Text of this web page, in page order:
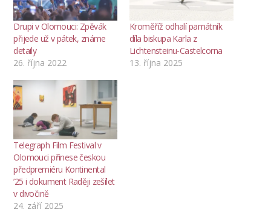
Drupi v Olomouci: Zpěvák
přijede už v pátek, známe
detaily
26. října 2022
Kroměříž odhalí památník
díla biskupa Karla z
Lichtensteinu-Castelcorna
13. října 2025
Telegraph Film Festival v
Olomouci přinese českou
předpremiéru Kontinental
’25 i dokument Raději zešílet
v divočině
24. září 2025